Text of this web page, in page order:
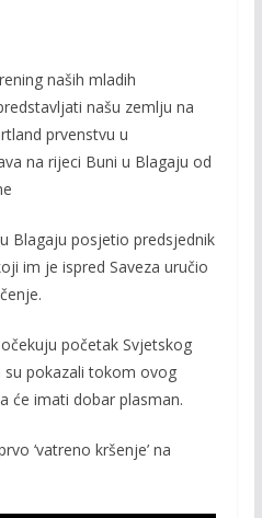
naših mladih
našu zemlju na
prvenstvu u
na rijeci Buni u Blagaju od
Blagaju posjetio predsjednik
im je ispred Saveza uručio
početak Svjetskog
pokazali tokom ovog
će imati dobar plasman.
‘vatreno kršenje’ na